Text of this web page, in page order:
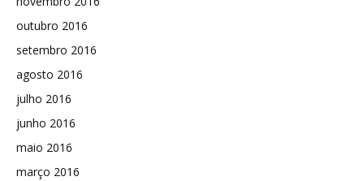
outubro 2016
setembro 2016
agosto 2016
julho 2016
junho 2016
maio 2016
março 2016